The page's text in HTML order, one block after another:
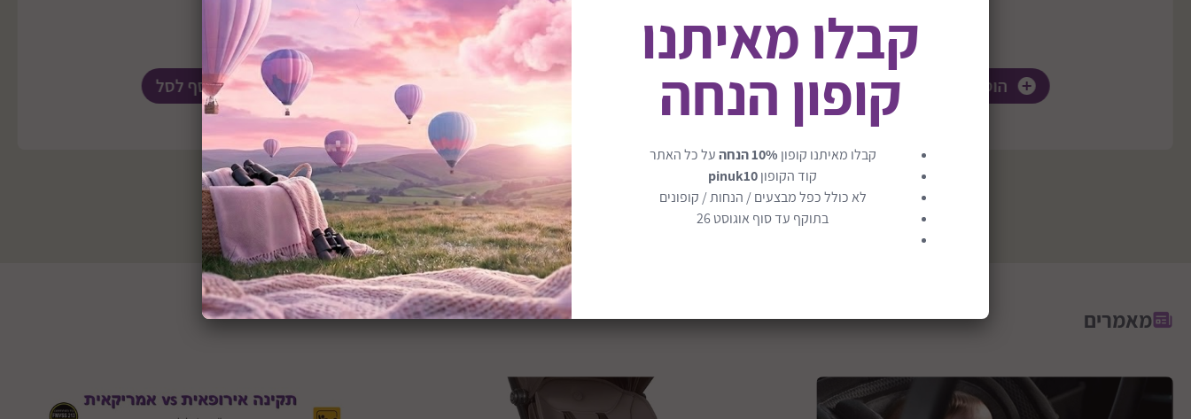
הוסף לסל הוסף לסל הוסף לסל
מאמרים
קבלו מאיתנו
קופון הנחה
קבלו מאיתנו קופון 10% הנחה
על כל האתר
קוד הקופוןpinuk10
לא כולל כפל מבצעים / הנחות / קופונים
בתוקף עד סוף אוגוסט 26